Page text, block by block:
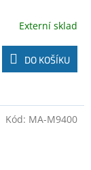
Externí sklad
DO KOŠÍKU
Kód: MA-M9400